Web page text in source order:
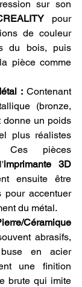
pour
de couleur
du bois, puis
pièce comme
: Contenant
(bronze,
donne un poids
plus réalistes
Ces pièces
imprimante 3D
ensuite être
pour accentuer
du métal.
Céramique
abrasifs,
en acier
une finition
brute qui imite